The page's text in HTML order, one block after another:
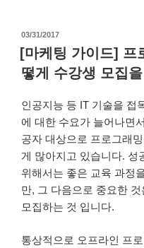
작
성
일
자
03/31/2017
[마케팅 가이드] 프
떻게 수강생 모집
인공지능 등 IT 기술을 접
에 대한 수요가 늘어나면
공자 대상으로 프로그래
게 많아지고 있습니다. 성
위해서는 좋은 교육 과정
만, 그 다음으로 중요한
모집하는 것 입니다.
통상적으로 오프라인 프